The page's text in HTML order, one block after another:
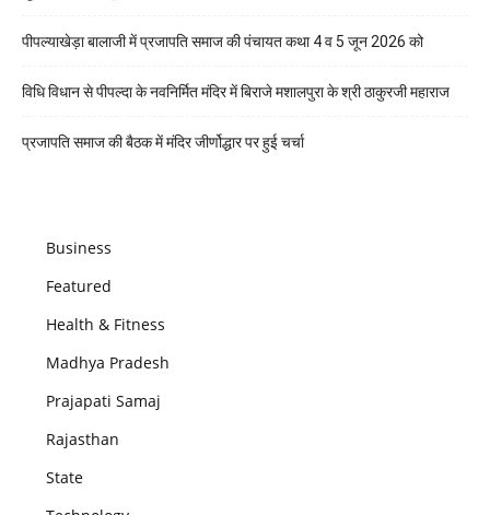
पीपल्याखेड़ा बालाजी में प्रजापति समाज की पंचायत कथा 4 व 5 जून 2026 को
विधि विधान से पीपल्दा के नवनिर्मित मंदिर में बिराजे मशालपुरा के श्री ठाकुरजी महाराज
प्रजापति समाज की बैठक में मंदिर जीर्णोद्धार पर हुई चर्चा
Business
Featured
Health & Fitness
Madhya Pradesh
Prajapati Samaj
Rajasthan
State